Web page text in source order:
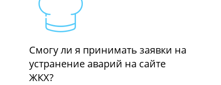
Смогу ли я принимать заявки на
устранение аварий на сайте
ЖКХ?